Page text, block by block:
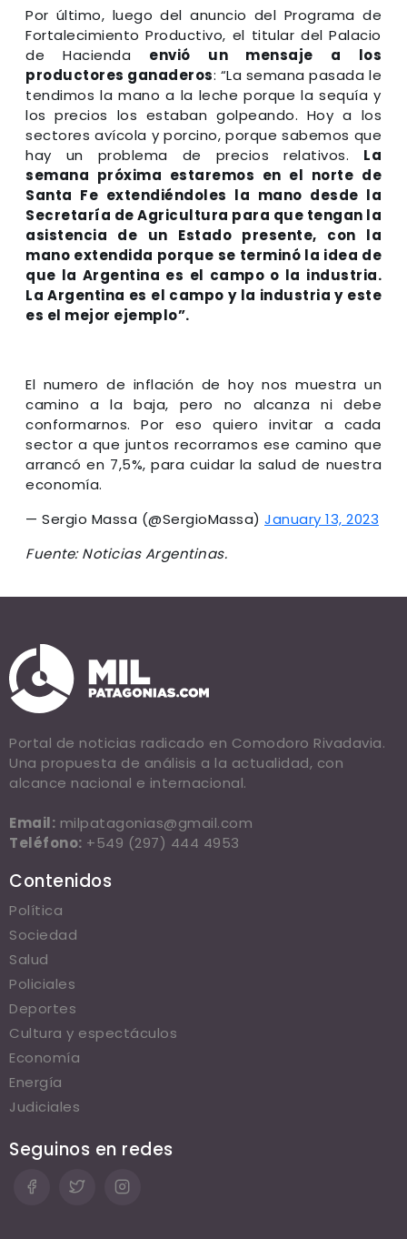
Por último, luego del anuncio del Programa de
Fortalecimiento Productivo, el titular del Palacio
de Hacienda envió un mensaje a los
productores ganaderos: “La semana pasada le
tendimos la mano a la leche porque la sequía y
los precios los estaban golpeando. Hoy a los
sectores avícola y porcino, porque sabemos que
hay un problema de precios relativos. La
semana próxima estaremos en el norte de
Santa Fe extendiéndoles la mano desde la
Secretaría de Agricultura para que tengan la
asistencia de un Estado presente, con la
mano extendida porque se terminó la idea de
que la Argentina es el campo o la industria.
La Argentina es el campo y la industria y este
es el mejor ejemplo”.
El numero de inflación de hoy nos muestra un
camino a la baja, pero no alcanza ni debe
conformarnos. Por eso quiero invitar a cada
sector a que juntos recorramos ese camino que
arrancó en 7,5%, para cuidar la salud de nuestra
economía.
— Sergio Massa (@SergioMassa) January 13, 2023
Fuente: Noticias Argentinas.
Portal de noticias radicado en Comodoro Rivadavia.
Una propuesta de análisis a la actualidad, con
alcance nacional e internacional.
Email: milpatagonias@gmail.com
Teléfono: +549 (297) 444 4953
Contenidos
Política
Sociedad
Salud
Policiales
Deportes
Cultura y espectáculos
Economía
Energía
Judiciales
Seguinos en redes